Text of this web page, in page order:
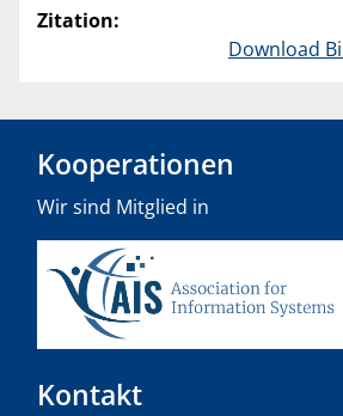
Zitation:
Download
Kooperationen
Wir sind Mitglied in
Kontakt